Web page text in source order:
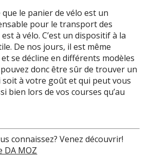
le panier de vélo est un
pour le transport des
à vélo. C’est un dispositif à la
De nos jours, il est même
se décline en différents modèles
donc être sûr de trouver un
soit à votre goût et qui peut vous
bien lors de vos courses qu’au
connaissez? Venez découvrir!
DA MOZ